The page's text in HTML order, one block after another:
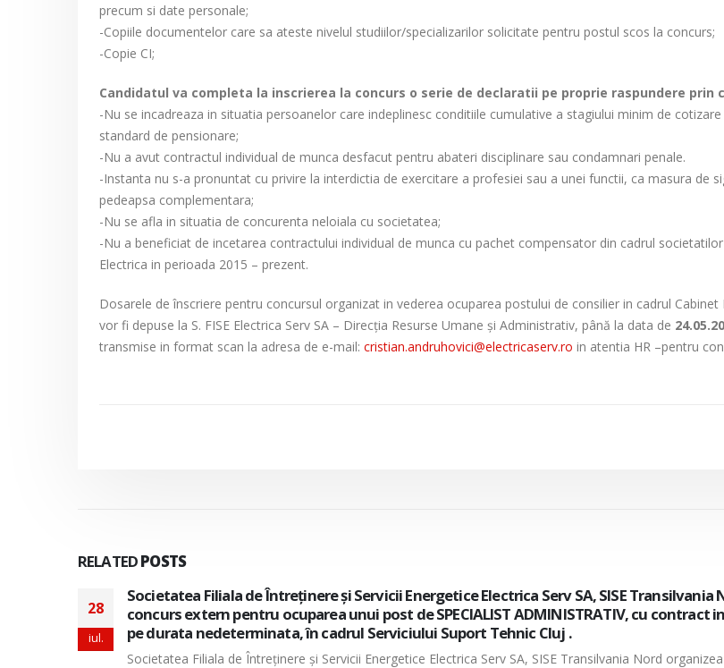
precum si date personale;
-Copiile documentelor care sa ateste nivelul studiilor/specializarilor solicitate pentru postul scos la concurs;
-Copie CI;
Candidatul va completa la inscrierea la concurs o serie de declaratii pe proprie raspundere prin
-Nu se incadreaza in situatia persoanelor care indeplinesc conditiile cumulative a stagiului minim de
standard de pensionare;
-Nu a avut contractul individual de munca desfacut pentru abateri disciplinare sau condamnari penale.
-Instanta nu s-a pronuntat cu privire la interdictia de exercitare a profesiei sau a unei functii, ca masura de
pedeapsa complementara;
-Nu se afla in situatia de concurenta neloiala cu societatea;
-Nu a beneficiat de incetarea contractului individual de munca cu pachet compensator din cadrul
Electrica in perioada 2015 – prezent.
Dosarele de înscriere pentru concursul organizat in vederea ocuparea postului de consilier in cadrul Cabinet
vor fi depuse la S. FISE Electrica Serv SA – Direcția Resurse Umane și Administrativ, până la data de
transmise in format scan la adresa de e-mail: cristian.andruhovici@electricaserv.ro in atentia HR –pentru
RELATEDPOSTS
28
iul.
Societatea Filiala de Întreţinere şi Servicii Energetice Electrica Serv SA, organizeaza
pentru ocuparea a doua posturi vacante de electrician mentenanta, cu contract
perioada nedeterminata, in cadrul Directiei Muntenia Sud-Oltenia– Centrul 110 kV.
Societatea Filiala de Întreţinere şi Servicii Energetice Electrica Serv SA, organizeaza concurs intern/